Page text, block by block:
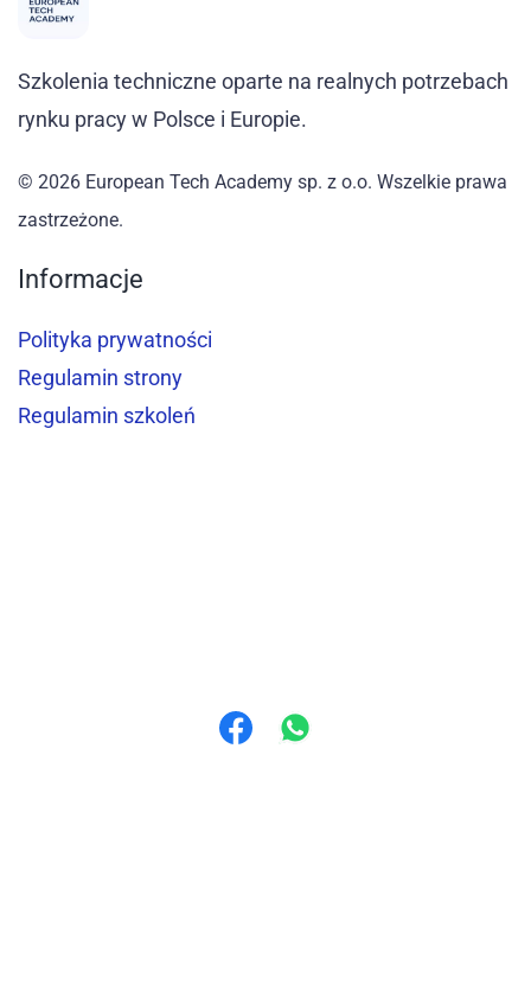
Szkolenia techniczne oparte na realnych potrzebach
rynku pracy w Polsce i Europie.
© 2026 European Tech Academy sp. z o.o. Wszelkie prawa
zastrzeżone.
Informacje
Polityka prywatności
Regulamin strony
Regulamin szkoleń